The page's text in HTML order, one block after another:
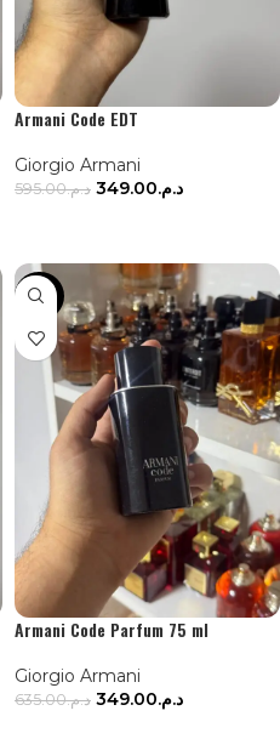
Armani Code EDT
Giorgio Armani
د.م.595.00 د.م.349.00
-45%
Armani Code Parfum 75 ml
Giorgio Armani
د.م.635.00 د.م.349.00